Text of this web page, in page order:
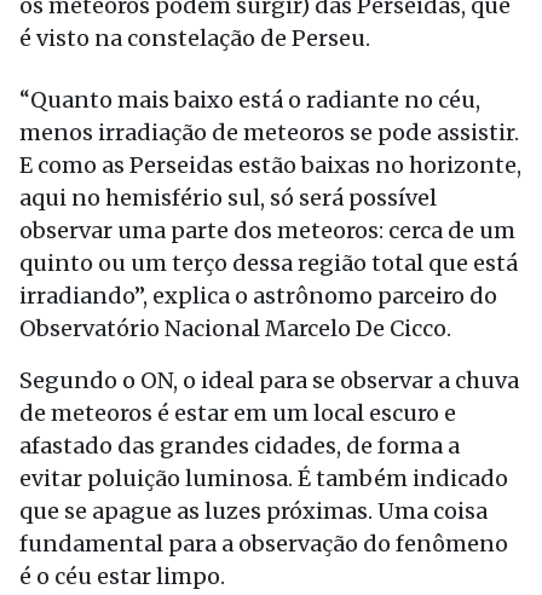
é visto na constelação de Perseu.
“Quanto mais baixo está o radiante no céu,
menos irradiação de meteoros se pode assistir.
E como as Perseidas estão baixas no horizonte,
aqui no hemisfério sul, só será possível
observar uma parte dos meteoros: cerca de um
quinto ou um terço dessa região total que está
irradiando”, explica o astrônomo parceiro do
Observatório Nacional Marcelo De Cicco.
Segundo o ON, o ideal para se observar a chuva
de meteoros é estar em um local escuro e
afastado das grandes cidades, de forma a
evitar poluição luminosa. É também indicado
que se apague as luzes próximas. Uma coisa
fundamental para a observação do fenômeno
é o céu estar limpo.